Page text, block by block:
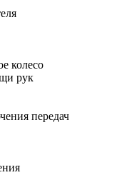
колесо
рук
передач